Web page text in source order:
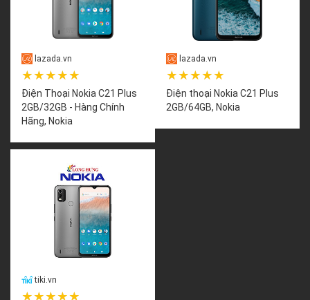
lazada.vn
★★★★★
Điện Thoại Nokia C21 Plus
2GB/32GB - Hàng Chính
Hãng, Nokia
lazada.vn
★★★★★
Điện thoại Nokia C21 Plus
2GB/64GB, Nokia
tiki.vn
★★★★★